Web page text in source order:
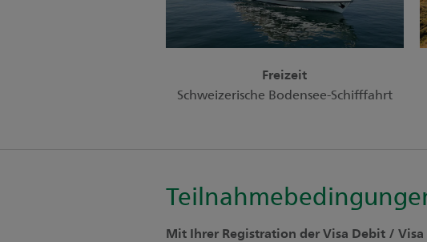
Freizeit
Schweizerische Bodensee-Schifffahrt
Mit Ihrer Registration der Visa Debit /